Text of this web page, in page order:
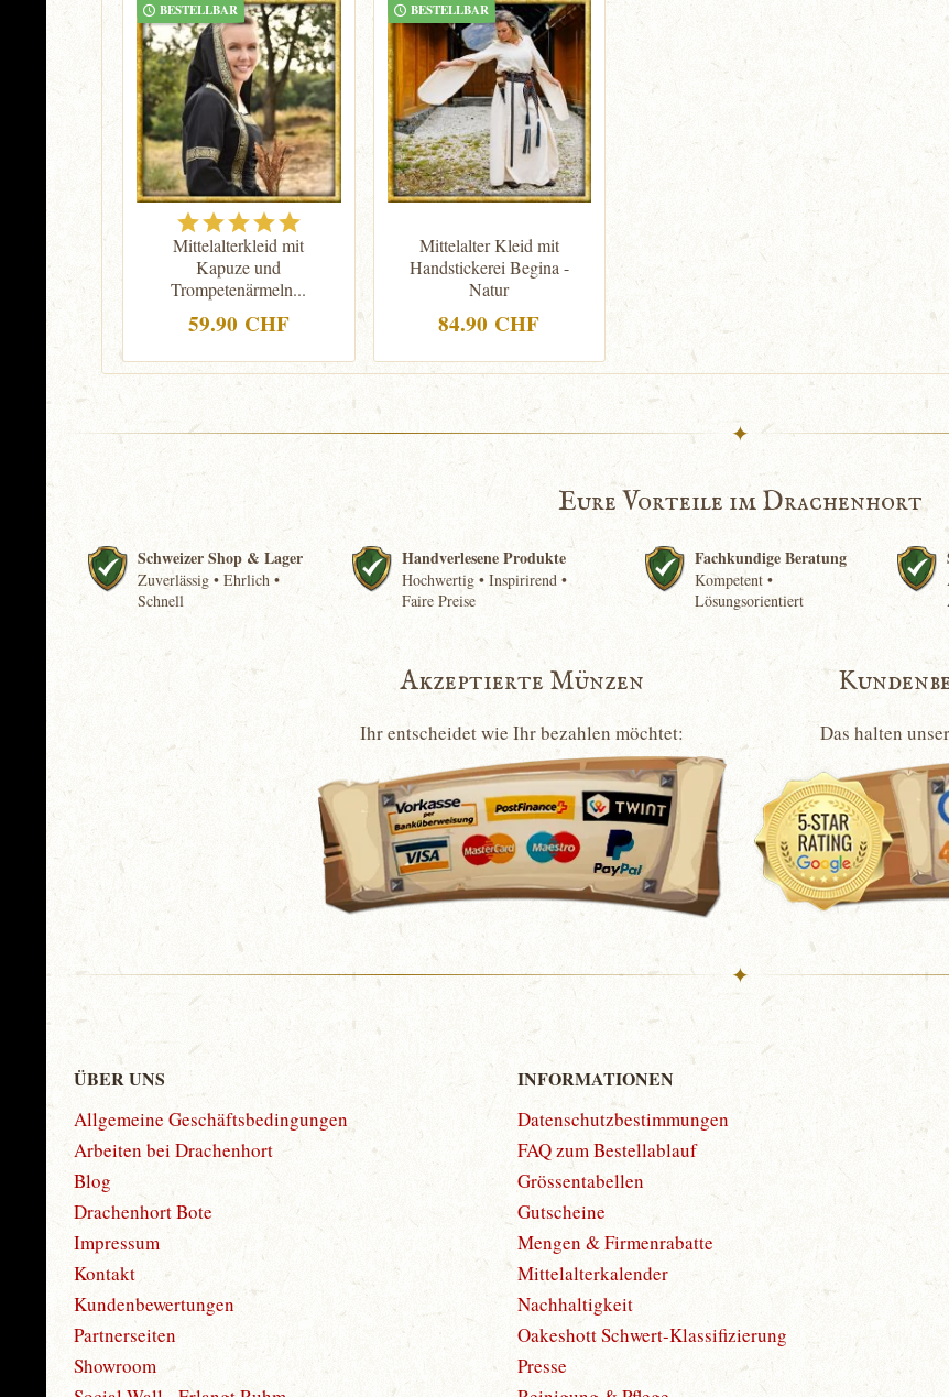
BESTELLBAR
Mittelalterkleid mit
Kapuze und
Trompetenärmeln...
59.90 CHF
BESTELLBAR
Mittelalter Kleid mit
Handstickerei Begina -
Natur
84.90 CHF
✦
Eure Vorteile im Drachenhort
Schweizer Shop & Lager
Zuverlässig • Ehrlich •
Schnell
Handverlesene Produkte
Hochwertig • Inspirirend •
Faire Preise
Fachkundige Beratung
Kompetent •
Lösungsorientiert
Akzeptierte Münzen
Ihr entscheidet wie Ihr bezahlen möchtet: Das halten
✦
ÜBER UNS
Allgemeine Geschäftsbedingungen
Arbeiten bei Drachenhort
Blog
Drachenhort Bote
Impressum
Kontakt
Kundenbewertungen
Partnerseiten
Showroom
INFORMATIONEN
Datenschutzbestimmungen
FAQ zum Bestellablauf
Grössentabellen
Gutscheine
Mengen & Firmenrabatte
Mittelalterkalender
Nachhaltigkeit
Oakeshott Schwert-Klassifizierung
Presse